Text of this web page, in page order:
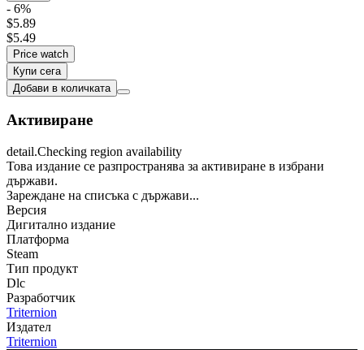
- 6%
$5.89
$5.49
Price watch
Купи сега
Добави в количката
Активиране
detail.Checking region availability
Това издание се разпространява за активиране в избрани
държави.
Зареждане на списъка с държави...
Версия
Дигитално издание
Платформа
Steam
Тип продукт
Dlc
Разработчик
Triternion
Издател
Triternion